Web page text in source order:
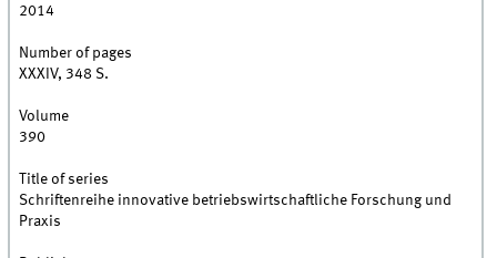
2014
Number of pages
XXXIV, 348 S.
Volume
390
Title of series
Schriftenreihe innovative betriebswirtschaftliche Forschung und
Praxis